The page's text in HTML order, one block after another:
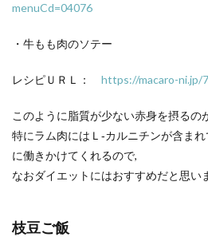
menuCd=04076
・牛もも肉のソテー
レシピＵＲＬ： https://macaro-ni.jp/
このように脂質が少ない赤身を摂るの
特にラム肉にはＬ‐カルニチンが含ま
に働きかけてくれるので,
なおダイエットにはおすすめだと思い
枝豆ご飯